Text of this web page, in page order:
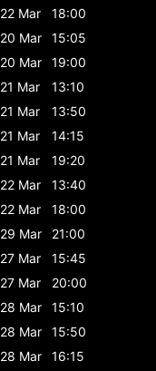
22 Mar
18:00
20 Mar
15:05
20 Mar
19:00
21 Mar
13:10
21 Mar
13:50
21 Mar
14:15
21 Mar
19:20
22 Mar
13:40
22 Mar
18:00
29 Mar
21:00
27 Mar
15:45
27 Mar
20:00
28 Mar
15:10
28 Mar
15:50
28 Mar
16:15